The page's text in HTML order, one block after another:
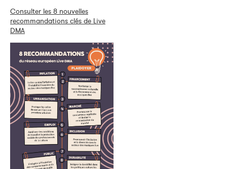
Consulter les 8 nouvelles
recommandations clés de Live
DMA